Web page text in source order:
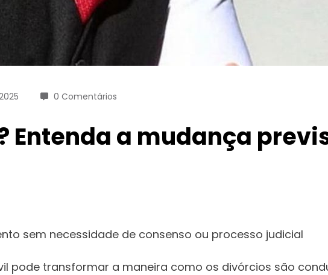
0 Comentários
Entenda a mudança
sem necessidade de consenso ou processo judicial
pode transformar a maneira como os divórcios são